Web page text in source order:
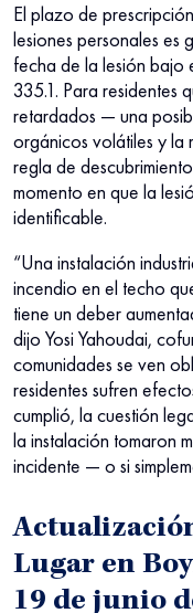
El plazo de
lesiones personales es
fecha de la lesión bajo
335.1. Para residentes
retardados — una
orgánicos volátiles y
regla de
momento en que la
identificable.
“Una instalación
incendio en el techo
tiene un deber
dijo Yosi Yahoudai,
comunidades se ven
residentes sufren
cumplió, la cuestión
la instalación tomaron
incidente — o si
Lugar en
19 de junio